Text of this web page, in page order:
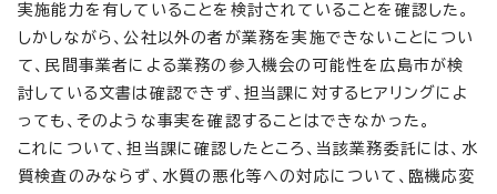
実施能力を有していることを検討されていることを確認した。
しかしながら、公社以外の者が業務を実施できないことについ
て、民間事業者による業務の参入機会の可能性を広島市が検
討している文書は確認できず、担当課に対するヒアリングによ
っても、そのような事実を確認することはできなかった。
これについて、担当課に確認したところ、当該業務委託には、水
質検査のみならず、水質の悪化等への対応について、臨機応変